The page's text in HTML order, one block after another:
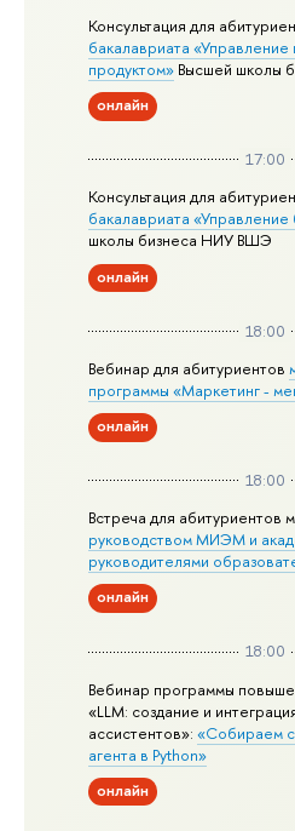
Консультация для
бакалавриата
продуктом» Высшей школы
онлайн
17:00
Консультация для
бакалавриата
школы бизнеса НИУ ВШЭ
онлайн
18:00
Вебинар для абитуриентов
программы «Маркетинг -
онлайн
18:00
Встреча для абитуриентов
руководством МИЭМ и
руководителями
онлайн
18:00
Вебинар программы
«LLM: создание и
ассистентов»:«Собираем
агента в Python»
онлайн